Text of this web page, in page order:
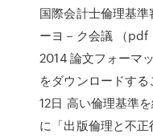
国際会計士倫理基
ーヨ－ク会議 （
2014 論文フォーマ
をダウンロードす
12日 高い倫理基準
に「出版倫理と不